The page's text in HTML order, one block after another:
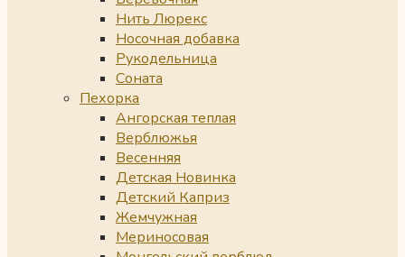
Нить Люрекс
Носочная добавка
Рукодельница
Соната
Пехорка
Ангорская теплая
Верблюжья
Весенняя
Детская Новинка
Детский Каприз
Жемчужная
Мериносовая